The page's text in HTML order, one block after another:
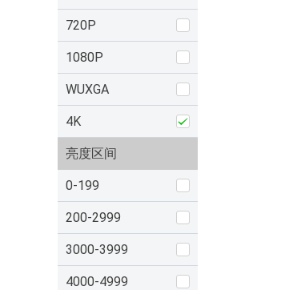
720P
1080P
WUXGA
4K
亮度区间
0-199
200-2999
3000-3999
4000-4999